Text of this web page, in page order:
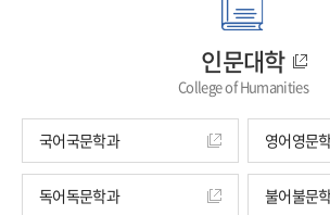
인문대학
College of Humanities
국어국문학과 영어영문
독어독문학과 불어불문